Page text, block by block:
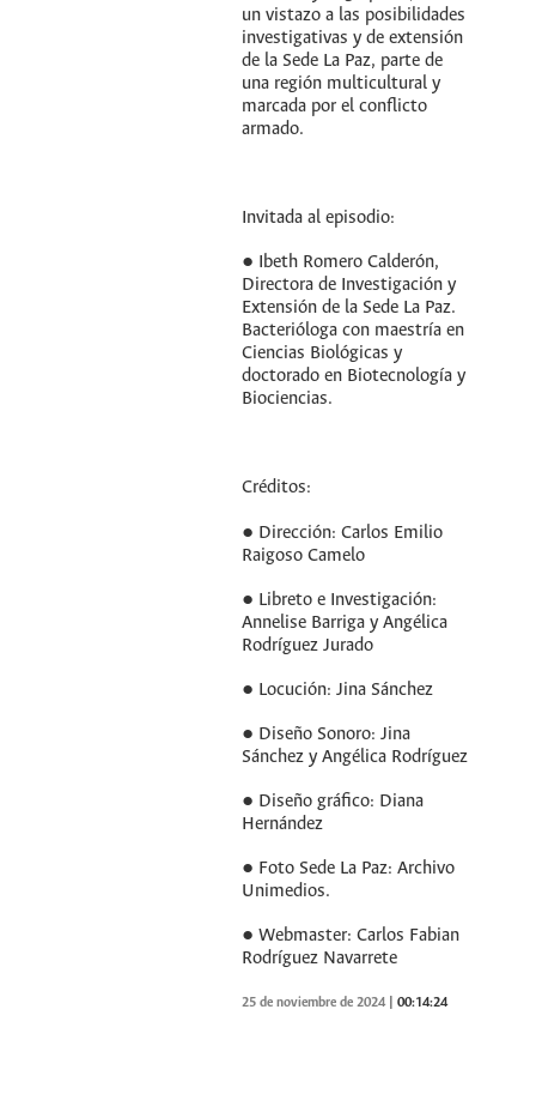
un vistazo a las posibilidades
investigativas y de extensión
de la Sede La Paz, parte de
una región multicultural y
marcada por el conflicto
armado.
Invitada al episodio:
● Ibeth Romero Calderón,
Directora de Investigación y
Extensión de la Sede La Paz.
Bacterióloga con maestría en
Ciencias Biológicas y
doctorado en Biotecnología y
Biociencias.
Créditos:
● Dirección: Carlos Emilio
Raigoso Camelo
● Libreto e Investigación:
Annelise Barriga y Angélica
Rodríguez Jurado
● Locución: Jina Sánchez
● Diseño Sonoro: Jina
Sánchez y Angélica Rodríguez
● Diseño gráfico: Diana
Hernández
● Foto Sede La Paz: Archivo
Unimedios.
● Webmaster: Carlos Fabian
Rodríguez Navarrete
25 de noviembre de 2024 |00:14:24